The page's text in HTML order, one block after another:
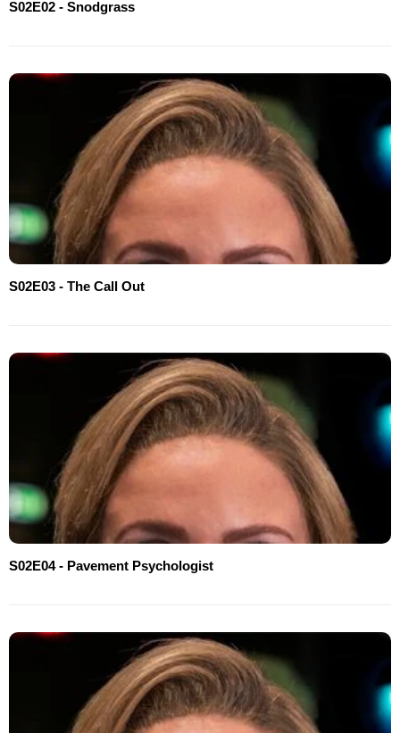
S02E02 - Snodgrass
S02E03 - The Call Out
S02E04 - Pavement Psychologist